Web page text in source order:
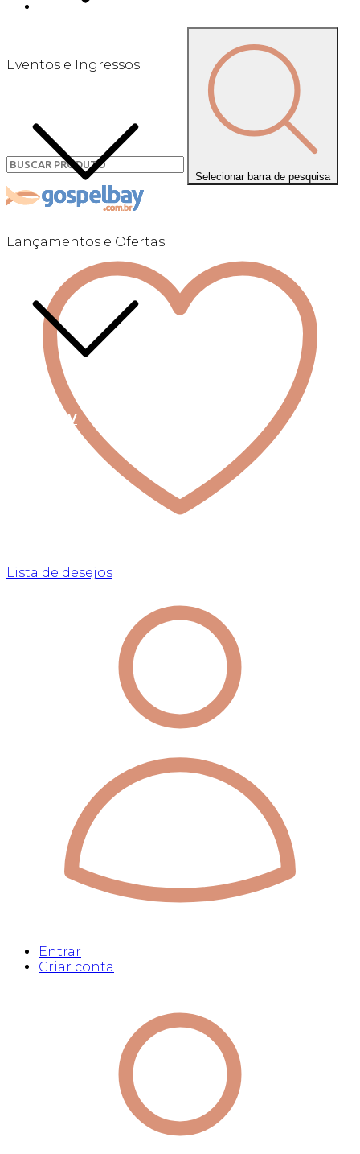
Eventos e Ingressos
Lançamentos e Ofertas
Linha +QV
Selecionar barra de pesquisa
Lista de desejos
Entrar
Criar conta